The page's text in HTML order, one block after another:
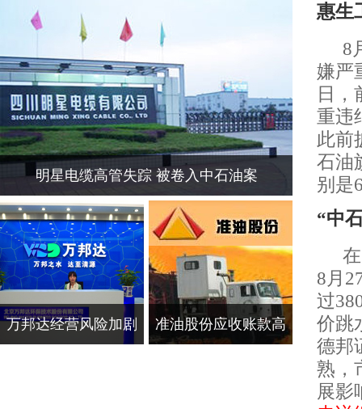
明星电缆高管失踪 被卷入中石油案
万邦达经营风险加剧 准油股份应收账款高
惠生
8
嫌严
日，
重违
此前
石油
别是
“中
8月
过
价跳
德邦
熟，
展影